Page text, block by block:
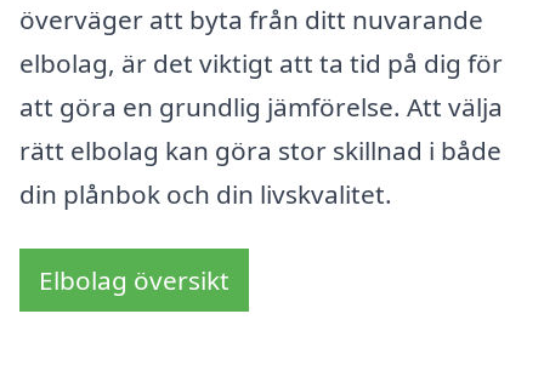
överväger att byta från ditt nuvarande
elbolag, är det viktigt att ta tid på dig för
att göra en grundlig jämförelse. Att välja
rätt elbolag kan göra stor skillnad i både
din plånbok och din livskvalitet.
Elbolag översikt